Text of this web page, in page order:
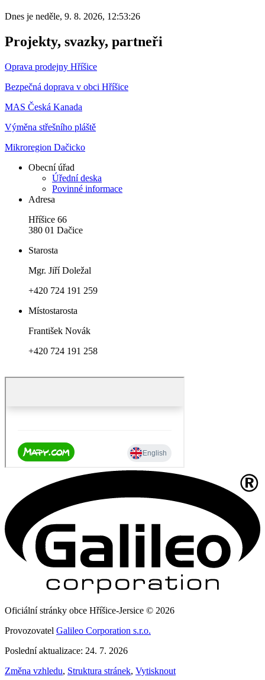
Dnes je neděle, 9. 8. 2026, 12:53:26
Projekty, svazky, partneři
Oprava prodejny Hříšice
Bezpečná doprava v obci Hříšice
MAS Česká Kanada
Výměna střešního pláště
Mikroregion Dačicko
Obecní úřad
Úřední deska
Povinné informace
Adresa
Hříšice 66
380 01 Dačice
Starosta
Mgr. Jiří Doležal
+420 724 191 259
Místostarosta
František Novák
+420 724 191 258
Oficiální stránky obce Hříšice-Jersice © 2026
Provozovatel Galileo Corporation s.r.o.
Poslední aktualizace: 24. 7. 2026
Změna vzhledu, Struktura stránek, Vytisknout